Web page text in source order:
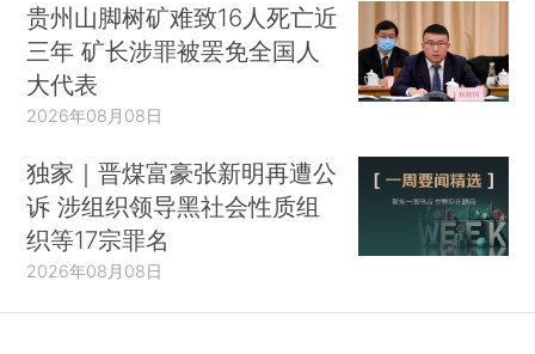
贵州山脚树矿难致16人死亡近
三年 矿长涉罪被罢免全国人
大代表
2026年08月08日
独家｜晋煤富豪张新明再遭公
诉 涉组织领导黑社会性质组
织等17宗罪名
2026年08月08日